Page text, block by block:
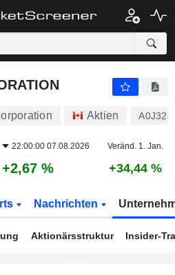
Aktien A0J328
22:00:00 07.08.2026 Veränd. 1. Jan.
+2,67 % +34,44 %
Nachrichten
Aktionärsstruktur Insider-